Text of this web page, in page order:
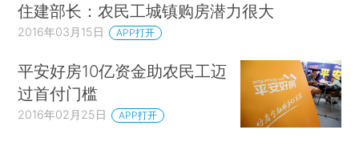
住建部长：农民工城镇购房潜力很大
2016年03月15日 APP打开
平安好房10亿资金助农民工迈
过首付门槛
2016年02月25日 APP打开